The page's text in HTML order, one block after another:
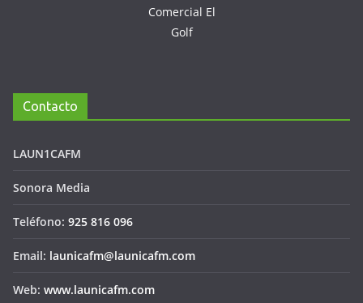
Contacto
LAUN1CAFM
Sonora Media
Teléfono: 925 816 096
Email: launicafm@launicafm.com
Web: www.launicafm.com